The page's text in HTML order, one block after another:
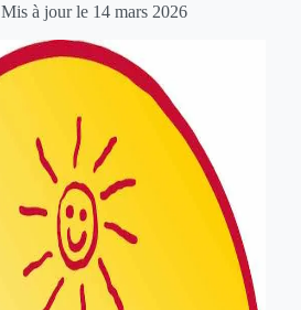
Mis à jour le 14 mars 2026